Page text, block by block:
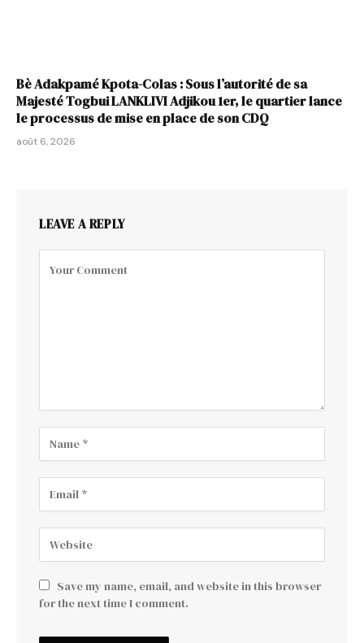
Bè Adakpamé Kpota-Colas : Sous l’autorité de sa
Majesté Togbui LANKLIVI Adjikou 1er, le quartier lance
le processus de mise en place de son CDQ
août 6, 2026
LEAVE A REPLY
Save my name, email, and website in this browser
for the next time I comment.